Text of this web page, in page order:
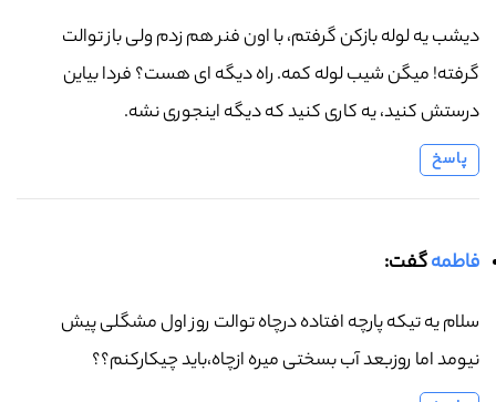
دیشب یه لوله بازکن گرفتم، با اون فنر هم زدم ولی باز توالت
گرفته! میگن شیب لوله کمه. راه دیگه ای هست؟ فردا بیاین
درستش کنید، یه کاری کنید که دیگه اینجوری نشه.
پاسخ
فاطمهگفت:
سلام یه تیکه پارچه افتاده درچاه توالت روز اول مشگلی پیش
نیومد اما روزبعد آب بسختی میره ازچاه،باید چیکارکنم؟؟